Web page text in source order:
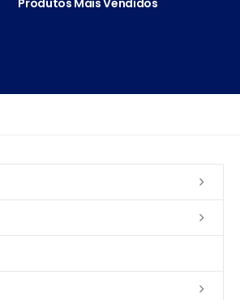
Produtos Mais Vendidos